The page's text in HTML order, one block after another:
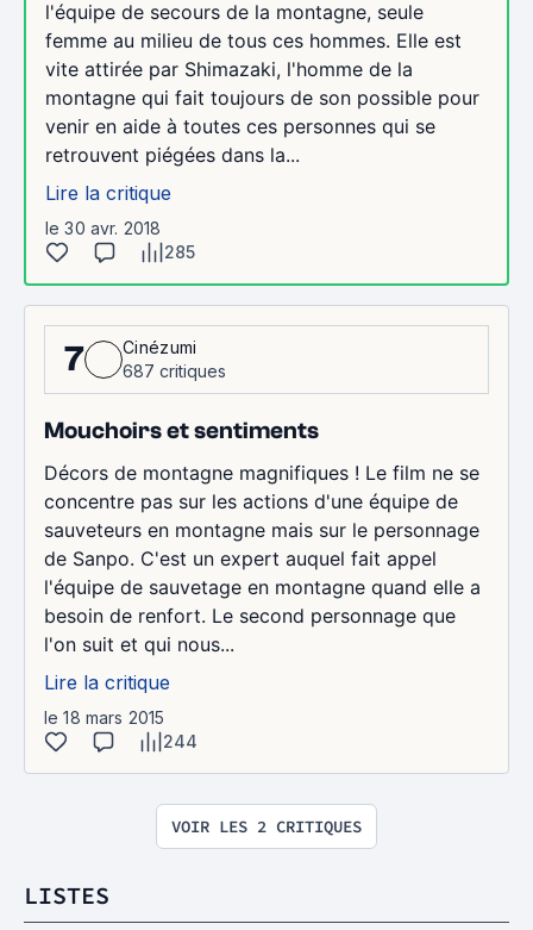
l'équipe de secours de la montagne, seule
femme au milieu de tous ces hommes. Elle est
vite attirée par Shimazaki, l'homme de la
montagne qui fait toujours de son possible pour
venir en aide à toutes ces personnes qui se
retrouvent piégées dans la...
Lire la critique
le 30 avr. 2018
285
7
Cinézumi
687 critiques
Mouchoirs et sentiments
Décors de montagne magnifiques ! Le film ne se
concentre pas sur les actions d'une équipe de
sauveteurs en montagne mais sur le personnage
de Sanpo. C'est un expert auquel fait appel
l'équipe de sauvetage en montagne quand elle a
besoin de renfort. Le second personnage que
l'on suit et qui nous...
Lire la critique
le 18 mars 2015
244
VOIR LES 2 CRITIQUES
LISTES